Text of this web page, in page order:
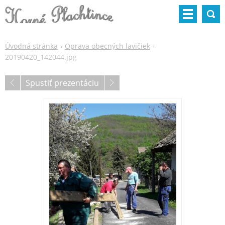
Úvodná stránka
Oprava obecných lavičiek
20190420_142044.jpg
Spustiť prezentáciu